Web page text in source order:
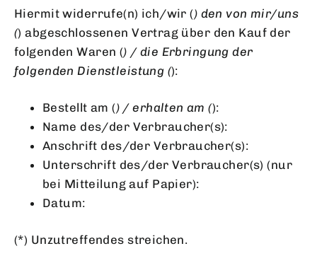
Hiermit widerrufe(n) ich/wir () den von mir/uns
() abgeschlossenen Vertrag über den Kauf der
folgenden Waren () / die Erbringung der
folgenden Dienstleistung ():
Bestellt am () / erhalten am ():
Name des/der Verbraucher(s):
Anschrift des/der Verbraucher(s):
Unterschrift des/der Verbraucher(s) (nur
bei Mitteilung auf Papier):
Datum:
(*) Unzutreffendes streichen.